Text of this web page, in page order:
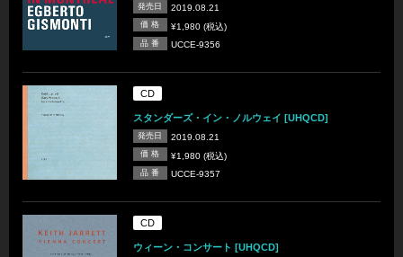
発売日 2019.08.21
価 格 ¥1,980 (税込)
品 番 UCCE-9356
CD
スタンダーズ・イン・ノルウェイ [UHQCD]
発売日 2019.08.21
価 格 ¥1,980 (税込)
品 番 UCCE-9357
CD
ウィーン・コンサート [UHQCD]